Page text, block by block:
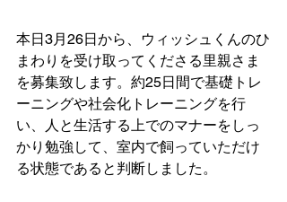
本日3月26日から、ウィッシュくんのひ
まわりを受け取ってくださる里親さま
を募集致します。約25日間で基礎トレ
ーニングや社会化トレーニングを行
い、人と生活する上でのマナーをしっ
かり勉強して、室内で飼っていただけ
る状態であると判断しました。